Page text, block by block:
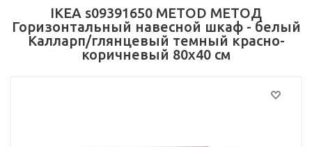
IKEA s09391650 METOD МЕТОД
Горизонтальный навесной шкаф - белый
Калларп/глянцевый темный красно-
коричневый 80x40 см